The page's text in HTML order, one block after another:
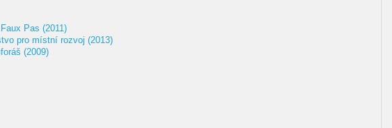
Pas (2011)
pro místní rozvoj (2013)
(2009)